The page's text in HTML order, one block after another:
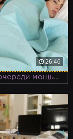
26:46
Женька дрюкает двух падчериц поочереди мощьным болтом